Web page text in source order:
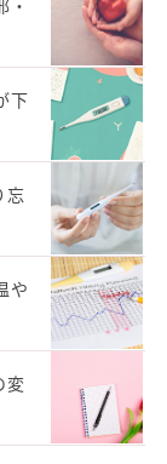
下
忘
や
変